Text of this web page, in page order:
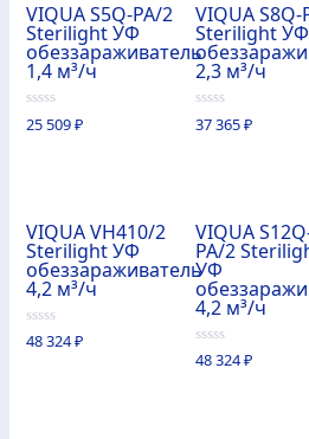
VIQUA S5Q-PA/2
Sterilight УФ
обеззараживатель
1,4 м³/ч
0
из
25 509₽
VIQUA S8Q-
Sterilight УФ
2,3 м³/ч
0
из
37 365₽
VIQUA VH410/2
Sterilight УФ
обеззараживатель
4,2 м³/ч
0
из
48 324₽
VIQUA
PA/2
УФ
4,2 м³/ч
0
из
48 324₽